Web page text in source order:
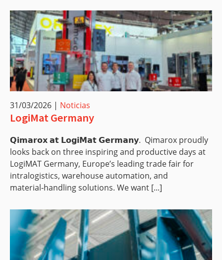
31/03/2026 | Noticias
LogiMat Germany
𝗤𝗶𝗺𝗮𝗿𝗼𝘅 𝗮𝘁 𝗟𝗼𝗴𝗶𝗠𝗮𝘁 𝗚𝗲𝗿𝗺𝗮𝗻𝘆. Qimarox proudly
looks back on three inspiring and productive days at
LogiMAT Germany, Europe’s leading trade fair for
intralogistics, warehouse automation, and
material‑handling solutions. We want [...]